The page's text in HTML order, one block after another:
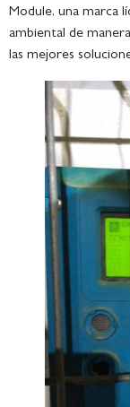
Module, una marca
ambiental de
las mejores